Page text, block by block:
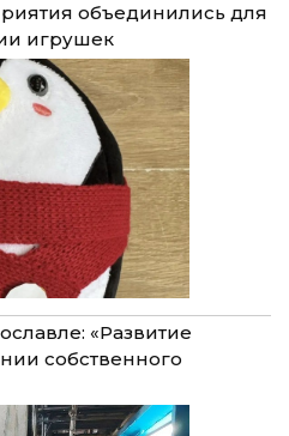
объединились для
игрушек
«Развитие
собственного